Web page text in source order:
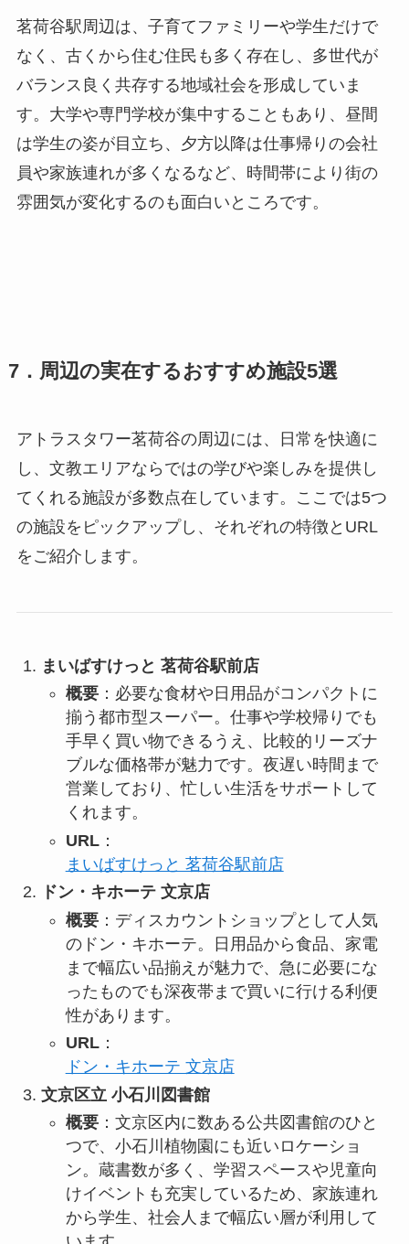
茗荷谷駅周辺は、子育てファミリーや学生だけで
なく、古くから住む住民も多く存在し、多世代が
バランス良く共存する地域社会を形成していま
す。大学や専門学校が集中することもあり、昼間
は学生の姿が目立ち、夕方以降は仕事帰りの会社
員や家族連れが多くなるなど、時間帯により街の
雰囲気が変化するのも面白いところです。
7．周辺の実在するおすすめ施設5選
アトラスタワー茗荷谷の周辺には、日常を快適に
し、文教エリアならではの学びや楽しみを提供し
てくれる施設が多数点在しています。ここでは5つ
の施設をピックアップし、それぞれの特徴とURL
をご紹介します。
まいばすけっと 茗荷谷駅前店
概要：必要な食材や日用品がコンパクトに
揃う都市型スーパー。仕事や学校帰りでも
手早く買い物できるうえ、比較的リーズナ
ブルな価格帯が魅力です。夜遅い時間まで
営業しており、忙しい生活をサポートして
くれます。
URL：
まいばすけっと 茗荷谷駅前店
ドン・キホーテ 文京店
概要：ディスカウントショップとして人気
のドン・キホーテ。日用品から食品、家電
まで幅広い品揃えが魅力で、急に必要にな
ったものでも深夜帯まで買いに行ける利便
性があります。
URL：
ドン・キホーテ 文京店
文京区立 小石川図書館
概要：文京区内に数ある公共図書館のひと
つで、小石川植物園にも近いロケーショ
ン。蔵書数が多く、学習スペースや児童向
けイベントも充実しているため、家族連れ
から学生、社会人まで幅広い層が利用して